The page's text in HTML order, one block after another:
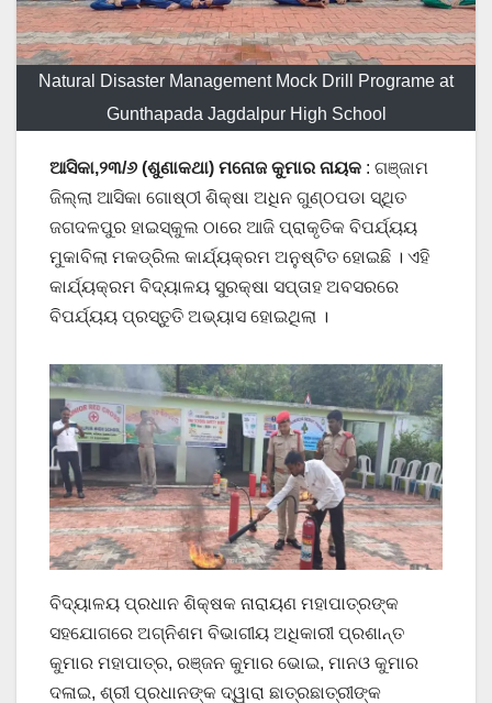
Natural Disaster Management Mock Drill Programe at
Gunthapada Jagdalpur High School
ଆସିକା,୨୩/୬ (ଶୁଣାକଥା) ମନୋଜ କୁମାର ନାୟକ : ଗଞ୍ଜାମ
ଜିଲ୍ଲା ଆସିକା ଗୋଷ୍ଠୀ ଶିକ୍ଷା ଅଧିନ ଗୁଣ୍ଠପଡା ସ୍ଥିତ
ଜଗଦଳପୁର ହାଇସ୍କୁଲ ଠାରେ ଆଜି ପ୍ରାକୃତିକ ବିପର୍ଯ୍ୟୟ
ମୁକାବିଲା ମକଡ୍ରିଲ କାର୍ଯ୍ୟକ୍ରମ ଅନୁଷ୍ଟିତ ହୋଇଛି । ଏହି
କାର୍ଯ୍ୟକ୍ରମ ବିଦ୍ୟାଳୟ ସୁରକ୍ଷା ସପ୍ତାହ ଅବସରରେ
ବିପର୍ଯ୍ୟୟ ପ୍ରସ୍ତୁତି ଅଭ୍ୟାସ ହୋଇଥିଲା ।
ବିଦ୍ୟାଳୟ ପ୍ରଧାନ ଶିକ୍ଷକ ନାରାୟଣ ମହାପାତ୍ରଙ୍କ
ସହଯୋଗରେ ଅଗ୍ନିଶମ ବିଭାଗୀୟ ଅଧିକାରୀ ପ୍ରଶାନ୍ତ
କୁମାର ମହାପାତ୍ର, ରଞ୍ଜନ କୁମାର ଭୋଇ, ମାନଓ କୁମାର
ଦଳାଇ, ଶ୍ରୀ ପ୍ରଧାନଙ୍କ ଦ୍ୱାରା ଛାତ୍ରଛାତ୍ରୀଙ୍କ